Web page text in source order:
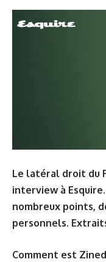
Le latéral droit du
interview à
nombreux points,
personnels.
Comment est